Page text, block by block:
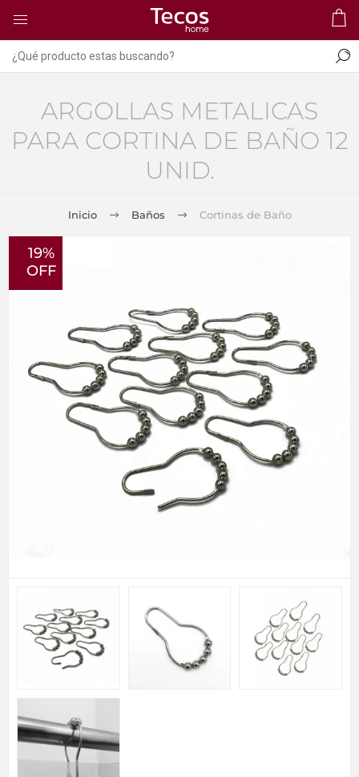
ARGOLLAS METALICAS
PARA CORTINA DE BAÑO 12
UNID.
Inicio Baños Cortinas de Baño
19%
OFF